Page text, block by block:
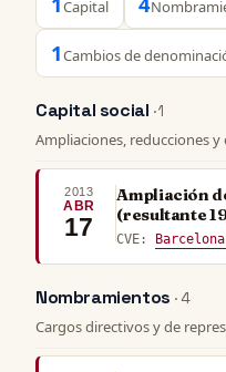
Capital
1Cambios de
Capital social · 1
Ampliaciones, reducciones
2013
ABR
17
Ampliación
(resultante
CVE:
Nombramientos · 4
Cargos directivos y de